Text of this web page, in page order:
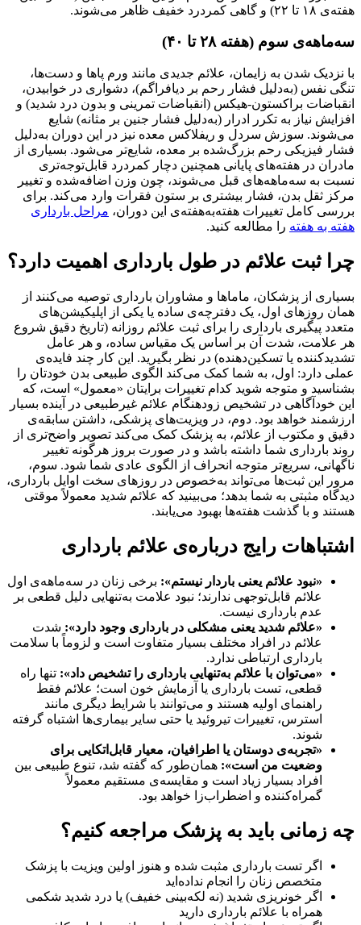
خفیف ظاهر می‌شوند.
سوم (هفته ۲۸ تا ۴۰)
شدن به زایمان، علائم جدیدی مانند ورم پاها و دست‌ها،
نفس (به‌دلیل فشار رحم بر دیافراگم)، دشواری در خوابیدن،
براکستون-هیکس (انقباضات تمرینی و بدون درد شدید) و
نیاز به تکرر ادرار (به‌دلیل فشار جنین بر مثانه) شایع
سوزش سردل و ریفلاکس معده نیز در این دوران به‌دلیل
فیزیکی رحم بزرگ‌شده بر معده، شایع‌تر می‌شود. بسیاری از
در هفته‌های پایانی همچنین دچار کمردرد قابل‌توجه‌تری
به سه‌ماهه‌های قبل می‌شوند، چون وزن اضافه‌شده و تغییر
ثقل بدن، فشار بیشتری بر ستون فقرات وارد می‌کند. برای
کامل تغییرات هفته‌به‌هفته‌ی این دوران، مراحل بارداری
به هفته را مطالعه کنید.
ثبت علائم در طول بارداری اهمیت دارد؟
از پزشکان، ماماها و مشاوران بارداری توصیه می‌کنند از
روزهای اول، یک دفترچه‌ی ساده یا یکی از اپلیکیشن‌های
پیگیری بارداری را برای ثبت علائم روزانه (تاریخ دقیق شروع
شدت آن بر اساس یک مقیاس ساده، و هر عامل
یا تسکین‌دهنده) در نظر بگیرید. این کار چند فایده‌ی
دارد: اول، به شما کمک می‌کند الگوی طبیعی بدن خودتان را
و متوجه شوید کدام تغییرات برایتان «معمول» است، که
خودآگاهی در تشخیص زودهنگام علائم غیرطبیعی در آینده بسیار
خواهد بود. دوم، در ویزیت‌های پزشکی، داشتن سابقه‌ی
و مکتوب از علائم، به پزشک کمک می‌کند تصویر واضح‌تری از
بارداری شما داشته باشد و در صورت بروز هرگونه تغییر
سریع‌تر متوجه انحراف از الگوی عادی شما شود. سوم،
این ثبت‌ها می‌تواند به‌خصوص در روزهای سخت اوایل بارداری،
مثبتی به شما بدهد؛ می‌بینید که علائم شدید معمولاً موقتی
و با گذشت هفته‌ها بهبود می‌یابند.
رایج درباره‌ی علائم بارداری
«نبود علائم یعنی باردار نیستم»:برخی زنان در سه‌ماهه‌ی اول
علائم قابل‌توجهی ندارند؛ نبود علامت به‌تنهایی دلیل قطعی بر
عدم بارداری نیست.
«علائم شدید یعنی مشکلی در بارداری وجود دارد»: شدت
علائم در افراد مختلف بسیار متفاوت است و لزوماً با سلامت
بارداری ارتباطی ندارد.
«می‌توان با علائم به‌تنهایی بارداری را تشخیص داد»:تنها راه
قطعی، تست بارداری یا آزمایش خون است؛ علائم فقط
راهنمای اولیه هستند و می‌توانند با شرایط دیگری مانند
استرس، تغییرات تیروئید یا حتی سایر بیماری‌ها اشتباه گرفته
شوند.
«تجربه‌ی دوستان یا اطرافیان، معیار قابل‌اتکایی برای
وضعیت من است»:همان‌طور که گفته شد، تنوع طبیعی بین
افراد بسیار زیاد است و مقایسه‌ی مستقیم معمولاً
گمراه‌کننده و اضطراب‌زا خواهد بود.
زمانی باید به پزشک مراجعه کنیم؟
اگر تست بارداری مثبت شده و هنوز اولین ویزیت با پزشک
متخصص زنان را انجام نداده‌اید
اگر خونریزی شدید (نه لکه‌بینی خفیف) یا درد شدید شکمی
همراه با علائم بارداری دارید